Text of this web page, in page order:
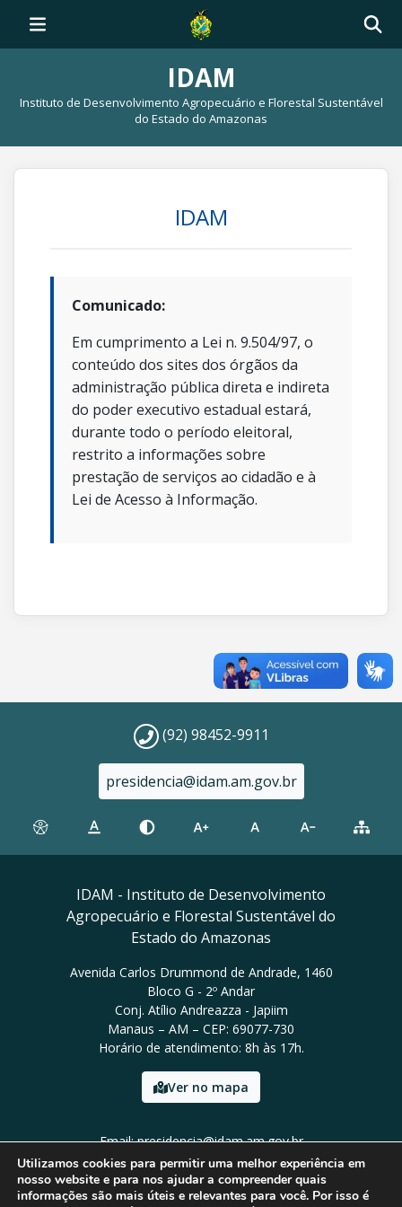
IDAM
Instituto de Desenvolvimento Agropecuário e Florestal Sustentável
do Estado do Amazonas
IDAM
Comunicado:
Em cumprimento a Lei n. 9.504/97, o
conteúdo dos sites dos órgãos da
administração pública direta e indireta
do poder executivo estadual estará,
durante todo o período eleitoral,
restrito a informações sobre
prestação de serviços ao cidadão e à
Lei de Acesso à Informação.
(92) 98452-9911
presidencia@idam.am.gov.br
IDAM - Instituto de Desenvolvimento
Agropecuário e Florestal Sustentável do
Estado do Amazonas
Avenida Carlos Drummond de Andrade, 1460
Bloco G - 2º Andar
Conj. Atílio Andreazza - Japiim
Manaus – AM – CEP: 69077-730
Horário de atendimento: 8h às 17h.
Ver no mapa
Email: presidencia@idam.am.gov.br
Tel: (92) 98452-9911
Utilizamos cookies para permitir uma melhor experiência em
nosso website e para nos ajudar a compreender quais
informações são mais úteis e relevantes para você. Por isso é